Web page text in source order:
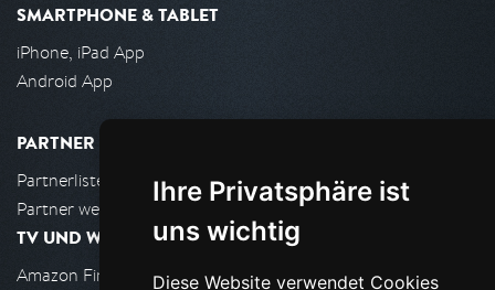
Ihre Privatsphäre ist
uns wichtig
Diese Website verwendet Cookies
SMARTPHONE & TABLET
iPhone, iPad App
Android App
PARTNER
Partnerliste
Partner werden
TV UND WOHNZIMMER
Amazon FireTV